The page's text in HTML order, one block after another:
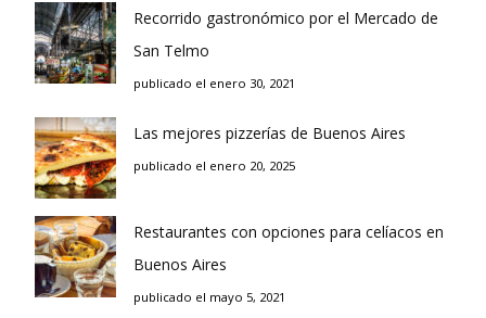
Recorrido gastronómico por el Mercado de
San Telmo
publicado el enero 30, 2021
Las mejores pizzerías de Buenos Aires
publicado el enero 20, 2025
Restaurantes con opciones para celíacos en
Buenos Aires
publicado el mayo 5, 2021